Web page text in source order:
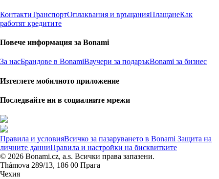
КонтактиТранспортОплаквания и връщанияПлащанеКак
работят кредитите
Повече информация за Bonami
За насБрандове в BonamiВаучери за подаръкBonami за бизнес
Изтеглете мобилното приложение
Последвайте ни в социалните мрежи
Правила и условияВсичко за пазаруването в Bonami Защита на
личните данниПравила и настройки на бисквитките
© 2026 Bonami.cz, a.s. Всички права запазени.
Thámova 289/13, 186 00 Прага
Чехия